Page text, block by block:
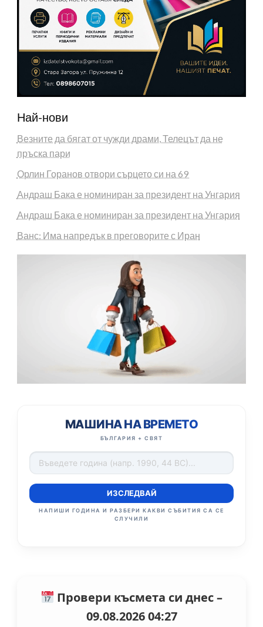
Най-нови
Везните да бягат от чужди драми, Телецът да не
пръска пари
Орлин Горанов отвори сърцето си на 69
Андраш Бака е номиниран за президент на Унгария
Андраш Бака е номиниран за президент на Унгария
Ванс: Има напредък в преговорите с Иран
МАШИНА НА ВРЕМЕТО
БЪЛГАРИЯ + СВЯТ
ИЗСЛЕДВАЙ
НАПИШИ ГОДИНА И РАЗБЕРИ КАКВИ СЪБИТИЯ СА СЕ
СЛУЧИЛИ
Провери късмета си днес –
09.08.2026 04:27